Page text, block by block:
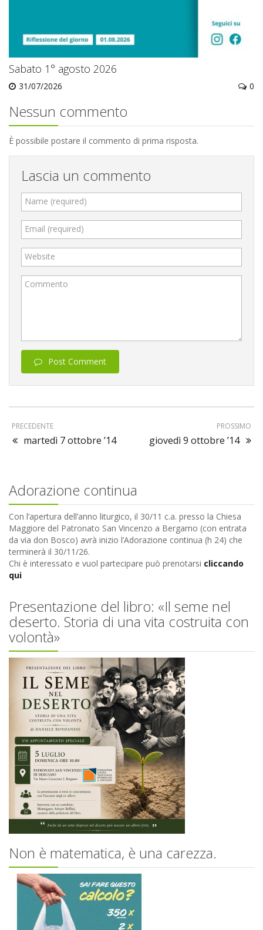
Sabato 1° agosto 2026
31/07/2026 0
Nessun commento
È possibile postare il commento di prima risposta.
Lascia un commento
Name (required)
Email (required)
Website
Commento
Post Comment
PRECEDENTE
martedì 7 ottobre ’14
PROSSIMO
giovedì 9 ottobre ’14
Adorazione continua
Con l’apertura dell’anno liturgico, il 30/11 c.a. presso la Chiesa
Maggiore del Patronato San Vincenzo a Bergamo (con entrata
da via don Bosco) avrà inizio l’Adorazione continua (h 24) che
terminerà il 30/11/26.
Chi è interessato e vuol partecipare può prenotarsi cliccando
qui
Presentazione del libro: «Il seme nel
deserto. Storia di una vita costruita con
volontà»
Non è matematica, è una carezza.